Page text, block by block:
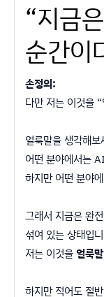
“지금
순간이
손정의:
다만 저는 이것을
얼룩말을 생각해
어떤 분야에서는
하지만 어떤 분야
그래서 지금은 완
섞여 있는 상태입
저는 이것을얼룩
하지만 적어도 절